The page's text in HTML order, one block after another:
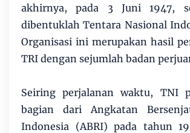
akhirnya, pada 3 Juni 1947,
dibentuklah Tentara Nasional
Organisasi ini merupakan hasil
TRI dengan sejumlah badan
Seiring perjalanan waktu, TNI
bagian dari Angkatan
Indonesia (ABRI) pada tahun